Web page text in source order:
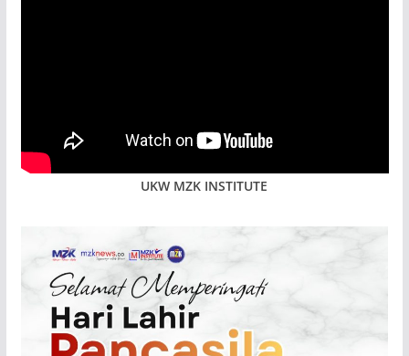
UKW MZK INSTITUTE